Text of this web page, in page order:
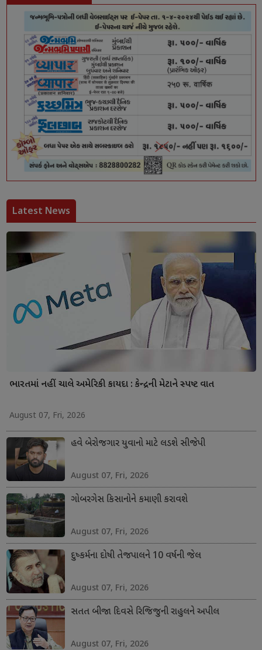
Latest News
ભારતમાં નહીં ચાલે અમેરિકી કાયદા : કેન્દ્રની મેટાને સ્પષ્ટ વાત
August 07, Fri, 2026
હવે બેરોજગાર યુવાનો માટે લડશે સીજેપી
August 07, Fri, 2026
ગોબરગેસ કિસાનોને કમાણી કરાવશે
August 07, Fri, 2026
દુષ્કર્મના દોષી તેજપાલને 10 વર્ષની જેલ
August 07, Fri, 2026
સતત બીજા દિવસે રિજિજુની રાહુલને અપીલ
August 07, Fri, 2026